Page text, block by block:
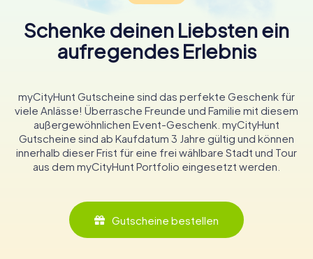
Schenke deinen Liebsten ein
aufregendes Erlebnis
myCityHunt Gutscheine sind das perfekte Geschenk für
viele Anlässe! Überrasche Freunde und Familie mit diesem
außergewöhnlichen Event-Geschenk. myCityHunt
Gutscheine sind ab Kaufdatum 3 Jahre gültig und können
innerhalb dieser Frist für eine frei wählbare Stadt und Tour
aus dem myCityHunt Portfolio eingesetzt werden.
Gutscheine bestellen